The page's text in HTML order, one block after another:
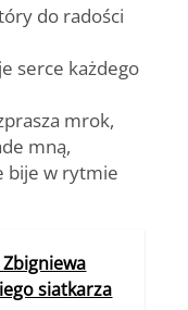
do radości
serce każdego
mrok,
mną,
bije w rytmie
siatkarza